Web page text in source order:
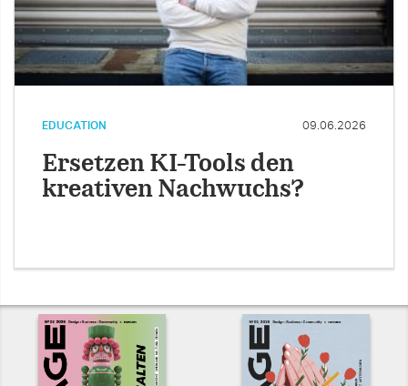
EDUCATION 09.06.2026
Ersetzen KI-Tools den
kreativen Nachwuchs?